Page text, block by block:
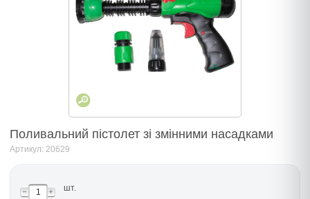
Поливальний пістолет зі змінними насадками
Артикул: 20629
шт.